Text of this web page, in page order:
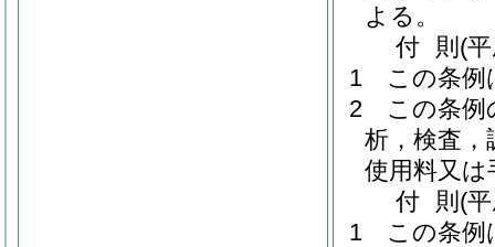
よる。
付 則 (
1
この条例
2
この条例
析，検査
使用料又
付 則 (
1
この条例